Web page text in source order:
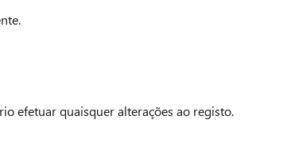
efetuar quaisquer alterações ao registo.